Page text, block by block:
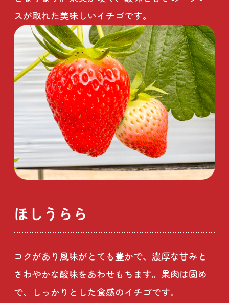
スが取れた美味しいイチゴです。
ほしうらら
コクがあり風味がとても豊かで、濃厚な甘みと
さわやかな酸味をあわせもちます。果肉は固め
で、しっかりとした食感のイチゴです。